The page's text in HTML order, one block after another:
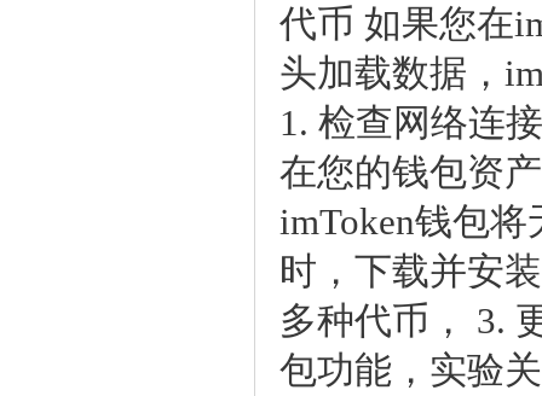
代币如果您在
头加载数据，
1.检查网络连
在您的钱包资
imToken钱包
时，下载并安
多种代币，3.
包功能，实验